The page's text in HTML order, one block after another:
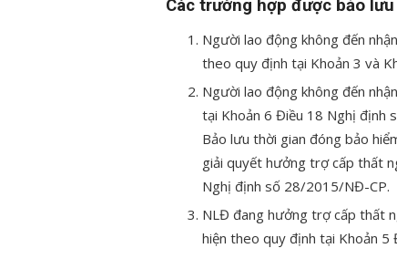
Các trường hợp được bảo
Người lao động không đến
theo quy định tại Khoản 3 và
Người lao động không đến
tại Khoản 6 Điều 18 Nghị định
Bảo lưu thời gian đóng bảo
giải quyết hưởng trợ cấp thất
Nghị định số 28/2015/NĐ-CP.
NLĐ đang hưởng trợ cấp thất
hiện theo quy định tại Khoản